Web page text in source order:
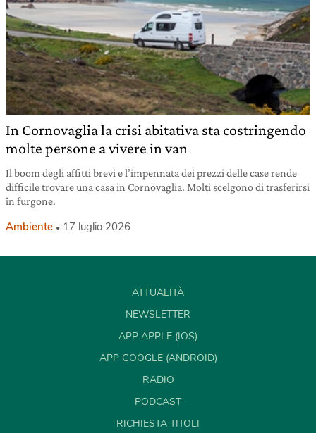
In Cornovaglia la crisi abitativa sta costringendo
molte persone a vivere in van
Il boom degli affitti brevi e l’impennata dei prezzi delle case rende
difficile trovare una casa in Cornovaglia. Molti scelgono di trasferirsi
in furgone.
Ambiente 17 luglio 2026
ATTUALITÀ
NEWSLETTER
APP APPLE (IOS)
APP GOOGLE (ANDROID)
RADIO
PODCAST
RICHIESTA TITOLI